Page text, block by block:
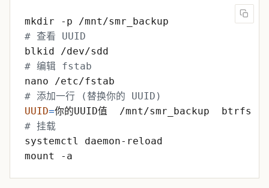
# 查看 UUID
# 编辑 fstab
# 添加一行 (替换你的 UUID)
UUID=你的UUID值  /mnt/smr_backup
# 挂载